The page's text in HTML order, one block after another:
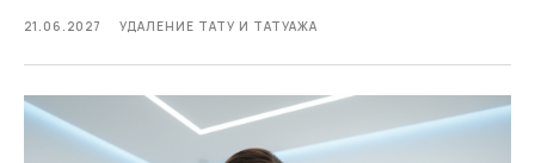
21.06.2027 УДАЛЕНИЕ ТАТУ И ТАТУАЖА